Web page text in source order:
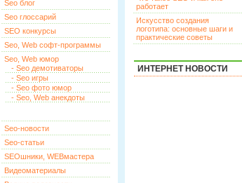
Seo блог
Seo глоссарий
SEO конкурсы
Seo, Web софт-программы
Seo, Web юмор
- Seo демотиваторы
- Seo игры
- Seo фото юмор
- Seo, Web анекдоты
Seo-новости
Seo-статьи
SEOшники, WEBмастера
Видеоматериалы
работает
Искусство создания
логотипа: основные шаги и
практические советы
ИНТЕРНЕТ НОВОСТИ